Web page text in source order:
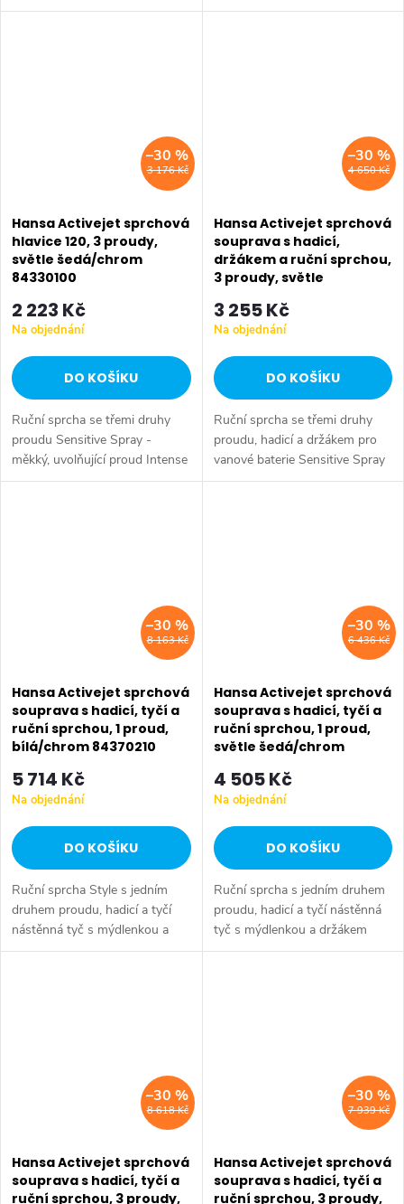
Spray - na denní použití, ideální
barech 15 l/min odstranění
3 176 Kč
–30 %
Hansa Activejet sprchová
hlavice 120, 3 proudy,
světle šedá/chrom
84330100
2 223 Kč
Na objednání
DO KOŠÍKU
Ruční sprcha se třemi druhy
proudu Sensitive Spray -
měkký, uvolňující proud Intense
Spray - na denní použití, ideální
4 650 Kč
–30 %
Hansa Activejet sprchová
souprava s hadicí,
držákem a ruční sprchou,
3 proudy, světle
3 255 Kč
Na objednání
DO KOŠÍKU
Ruční sprcha se třemi druhy
proudu, hadicí a držákem pro
vanové baterie Sensitive Spray
- měkký, uvolňující proud
8 163 Kč
–30 %
Hansa Activejet sprchová
souprava s hadicí, tyčí a
ruční sprchou, 1 proud,
bílá/chrom 84370210
5 714 Kč
Na objednání
DO KOŠÍKU
Ruční sprcha Style s jedním
druhem proudu, hadicí a tyčí
nástěnná tyč s mýdlenkou a
držákem délka tyče max. 970
6 436 Kč
–30 %
Hansa Activejet sprchová
souprava s hadicí, tyčí a
ruční sprchou, 1 proud,
světle šedá/chrom
4 505 Kč
Na objednání
DO KOŠÍKU
Ruční sprcha s jedním druhem
proudu, hadicí a tyčí nástěnná
tyč s mýdlenkou a držákem
délka tyče max. 970 mm,
8 618 Kč
–30 %
Hansa Activejet sprchová
souprava s hadicí, tyčí a
ruční sprchou, 3 proudy,
7 939 Kč
–30 %
Hansa Activejet sprchová
souprava s hadicí, tyčí a
ruční sprchou, 3 proudy,